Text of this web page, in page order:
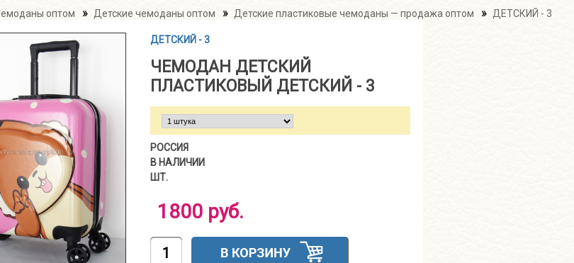
оптом » Детские чемоданы оптом » Детские пластиковые чемоданы — продажа оптом » ДЕТСКИЙ - 3
ДЕТСКИЙ - 3
ЧЕМОДАН ДЕТСКИЙ
ПЛАСТИКОВЫЙ ДЕТСКИЙ - 3
РОССИЯ
В НАЛИЧИИ
ШТ.
1800 руб.